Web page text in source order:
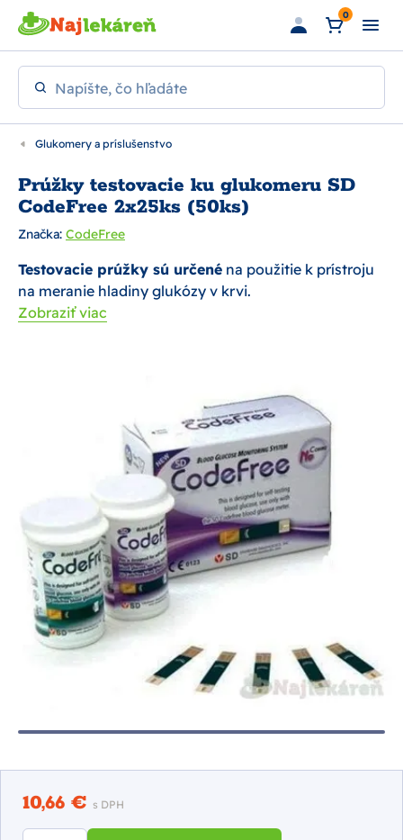
Preskočiť na hlavný obsah 0
Napíšte, čo hľadáte
Glukomery a príslušenstvo
Prúžky testovacie ku glukomeru SD
CodeFree 2x25ks (50ks)
Značka: CodeFree
Testovacie prúžky sú určené na použitie k prístroju
na meranie hladiny glukózy v krvi.
Zobraziť viac
10,66 € s DPH